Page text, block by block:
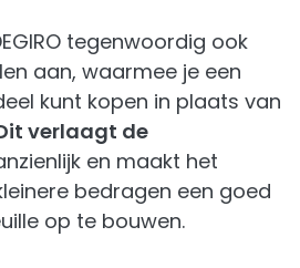
tegenwoordig ook
aan, waarmee je een
kunt kopen in plaats van
verlaagt de
en maakt het
bedragen een goed
op te bouwen.